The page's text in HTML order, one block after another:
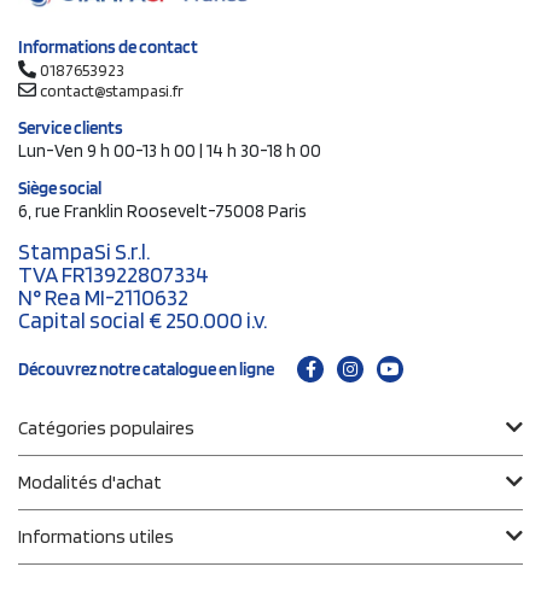
Informations de contact
0187653923
contact@stampasi.fr
Service clients
Lun-Ven 9 h 00-13 h 00 | 14 h 30-18 h 00
Siège social
6, rue Franklin Roosevelt-75008 Paris
StampaSi S.r.l.
TVA FR13922807334
N° Rea MI-2110632
Capital social € 250.000 i.v.
Découvrez notre catalogue en ligne
Catégories populaires
Modalités d'achat
Informations utiles